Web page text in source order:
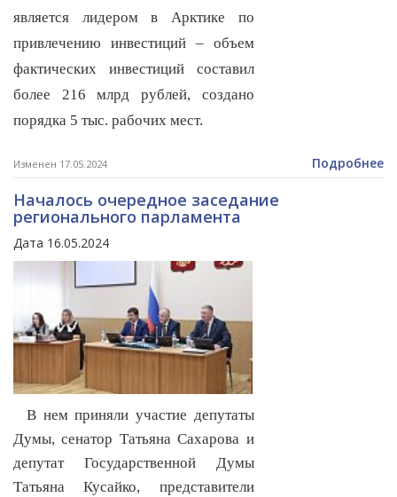
является лидером в Арктике по
привлечению инвестиций – объем
фактических инвестиций составил
более 216 млрд рублей, создано
порядка 5 тыс. рабочих мест.
Изменен 17.05.2024 Подробнее
Началось очередное заседание
регионального парламента
Дата 16.05.2024
В нем приняли участие депутаты
Думы, сенатор Татьяна Сахарова и
депутат Государственной Думы
Татьяна Кусайко, представители